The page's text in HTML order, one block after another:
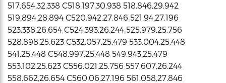
517.654,32.338 C518.197,30.938 518.846,29.942
519.894,28.894 C520.942,27.846 521.94,27.196
523.338,26.654 C524.393,26.244 525.979,25.756
528.898,25.623 C532.057,25.479 533.004,25.448
541,25.448 C548.997,25.448 549.943,25.479
553.102,25.623 C556.021,25.756 557.607,26.244
558.662,26.654 C560.06,27.196 561.058,27.846